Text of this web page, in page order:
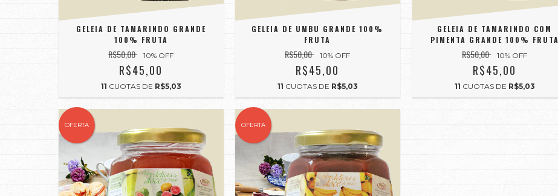
GELEIA DE TAMARINDO GRANDE
100% FRUTA
R$50,00 10% OFF
R$45,00
11 CUOTAS DE R$5,03
GELEIA DE UMBU GRANDE 100%
FRUTA
R$50,00 10% OFF
R$45,00
11 CUOTAS DE R$5,03
GELEIA DE TAMARINDO COM
PIMENTA GRANDE 100% FRUTA
R$50,00 10% OFF
R$45,00
11 CUOTAS DE R$5,03
OFERTA OFERTA